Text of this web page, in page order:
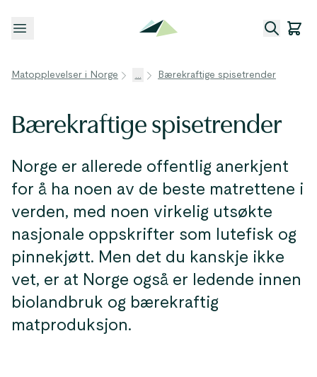
Åpne meny
Matopplevelser i Norge ... Bærekraftige spisetrender
Bærekraftige spisetrender
Norge er allerede offentlig anerkjent
for å ha noen av de beste matrettene i
verden, med noen virkelig utsøkte
nasjonale oppskrifter som lutefisk og
pinnekjøtt. Men det du kanskje ikke
vet, er at Norge også er ledende innen
biolandbruk og bærekraftig
matproduksjon.